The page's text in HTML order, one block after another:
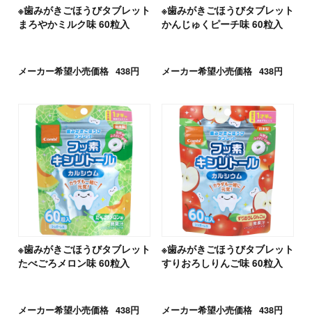
※歯みがきごほうびタブレット
まろやかミルク味 60粒入
メーカー希望小売価格 438円
※歯みがきごほうびタブレット
かんじゅくピーチ味 60粒入
メーカー希望小売価格 438円
※歯みがきごほうびタブレット
たべごろメロン味 60粒入
メーカー希望小売価格 438円
※歯みがきごほうびタブレット
すりおろしりんご味 60粒入
メーカー希望小売価格 438円